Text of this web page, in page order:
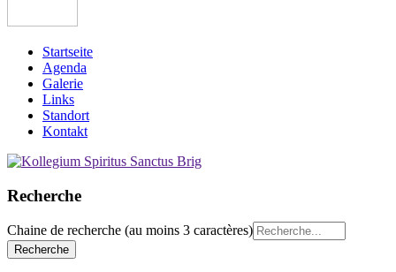
Startseite
Agenda
Galerie
Links
Standort
Kontakt
Recherche
Chaine de recherche (au moins 3 caractères)